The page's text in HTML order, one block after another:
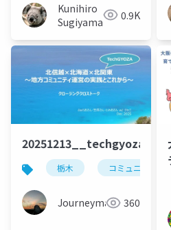
Kunihiro
Sugiyama
0.9K
栃木 コミュニティ
Journeyman 360